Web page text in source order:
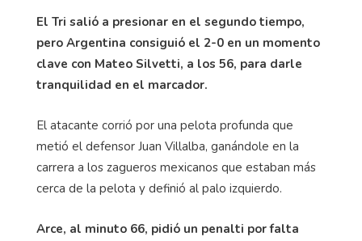
El Tri salió a presionar en el segundo tiempo,
pero Argentina consiguió el 2-0 en un momento
clave con Mateo Silvetti, a los 56, para darle
tranquilidad en el marcador.
El atacante corrió por una pelota profunda que
metió el defensor Juan Villalba, ganándole en la
carrera a los zagueros mexicanos que estaban más
cerca de la pelota y definió al palo izquierdo.
Arce, al minuto 66, pidió un penalti por falta